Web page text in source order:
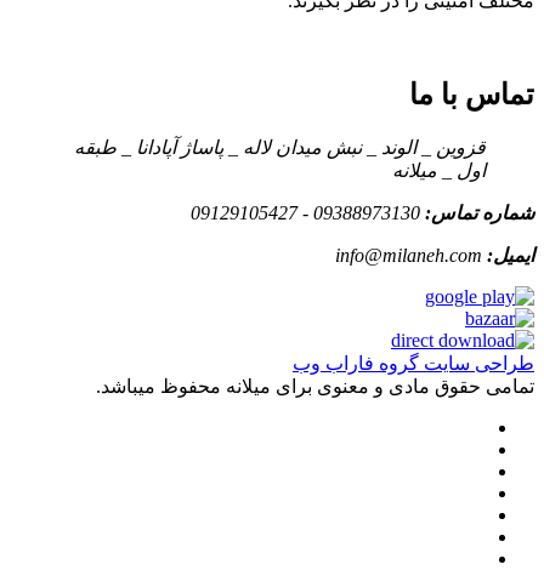
تماس با ما
قزوین _ الوند _ نبش میدان لاله _ پاساژ آپادانا _ طبقه
اول _ میلانه
شماره تماس: 09388973130 - 09129105427
ایمیل: info@milaneh.com
طراحی سایت گروه فاراب وب
تمامی حقوق مادی و معنوی برای میلانه محفوظ میباشد.